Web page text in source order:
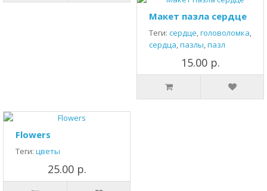
Макет пазла сердце
Теги: сердце,головоломка,
сердца,пазлы,пазл
15.00 р.
Flowers
Теги: цветы
25.00 р.